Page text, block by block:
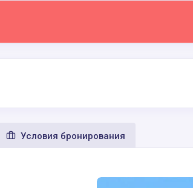
Условия бронирования